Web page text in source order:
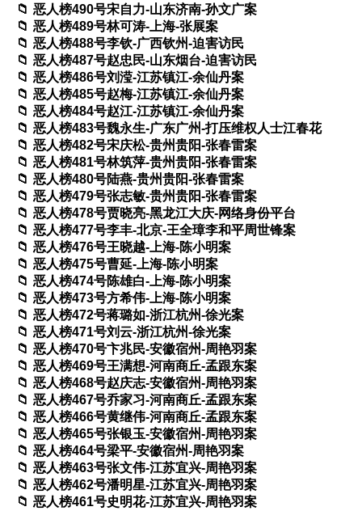
恶人榜490号宋自力-山东济南-孙文广案
恶人榜489号林可涛-上海-张展案
恶人榜488号李钦-广西钦州-迫害访民
恶人榜487号赵忠民-山东烟台-迫害访民
恶人榜486号刘滢-江苏镇江-余仙丹案
恶人榜485号赵梅-江苏镇江-余仙丹案
恶人榜484号赵江-江苏镇江-余仙丹案
恶人榜483号魏永生-广东广州-打压维权人士江春花
恶人榜482号宋庆松-贵州贵阳-张春雷案
恶人榜481号林筑萍-贵州贵阳-张春雷案
恶人榜480号陆燕-贵州贵阳-张春雷案
恶人榜479号张志敏-贵州贵阳-张春雷案
恶人榜478号贾晓亮-黑龙江大庆-网络身份平台
恶人榜477号李丰-北京-王全璋李和平周世锋案
恶人榜476号王晓越-上海-陈小明案
恶人榜475号曹延-上海-陈小明案
恶人榜474号陈雄白-上海-陈小明案
恶人榜473号方希伟-上海-陈小明案
恶人榜472号蒋璐如-浙江杭州-徐光案
恶人榜471号刘云-浙江杭州-徐光案
恶人榜470号卞兆民-安徽宿州-周艳羽案
恶人榜469号王满想-河南商丘-孟跟东案
恶人榜468号赵庆志-安徽宿州-周艳羽案
恶人榜467号乔家习-河南商丘-孟跟东案
恶人榜466号黄继伟-河南商丘-孟跟东案
恶人榜465号张银玉-安徽宿州-周艳羽案
恶人榜464号梁平-安徽宿州-周艳羽案
恶人榜463号张文伟-江苏宜兴-周艳羽案
恶人榜462号潘明星-江苏宜兴-周艳羽案
恶人榜461号史明花-江苏宜兴-周艳羽案